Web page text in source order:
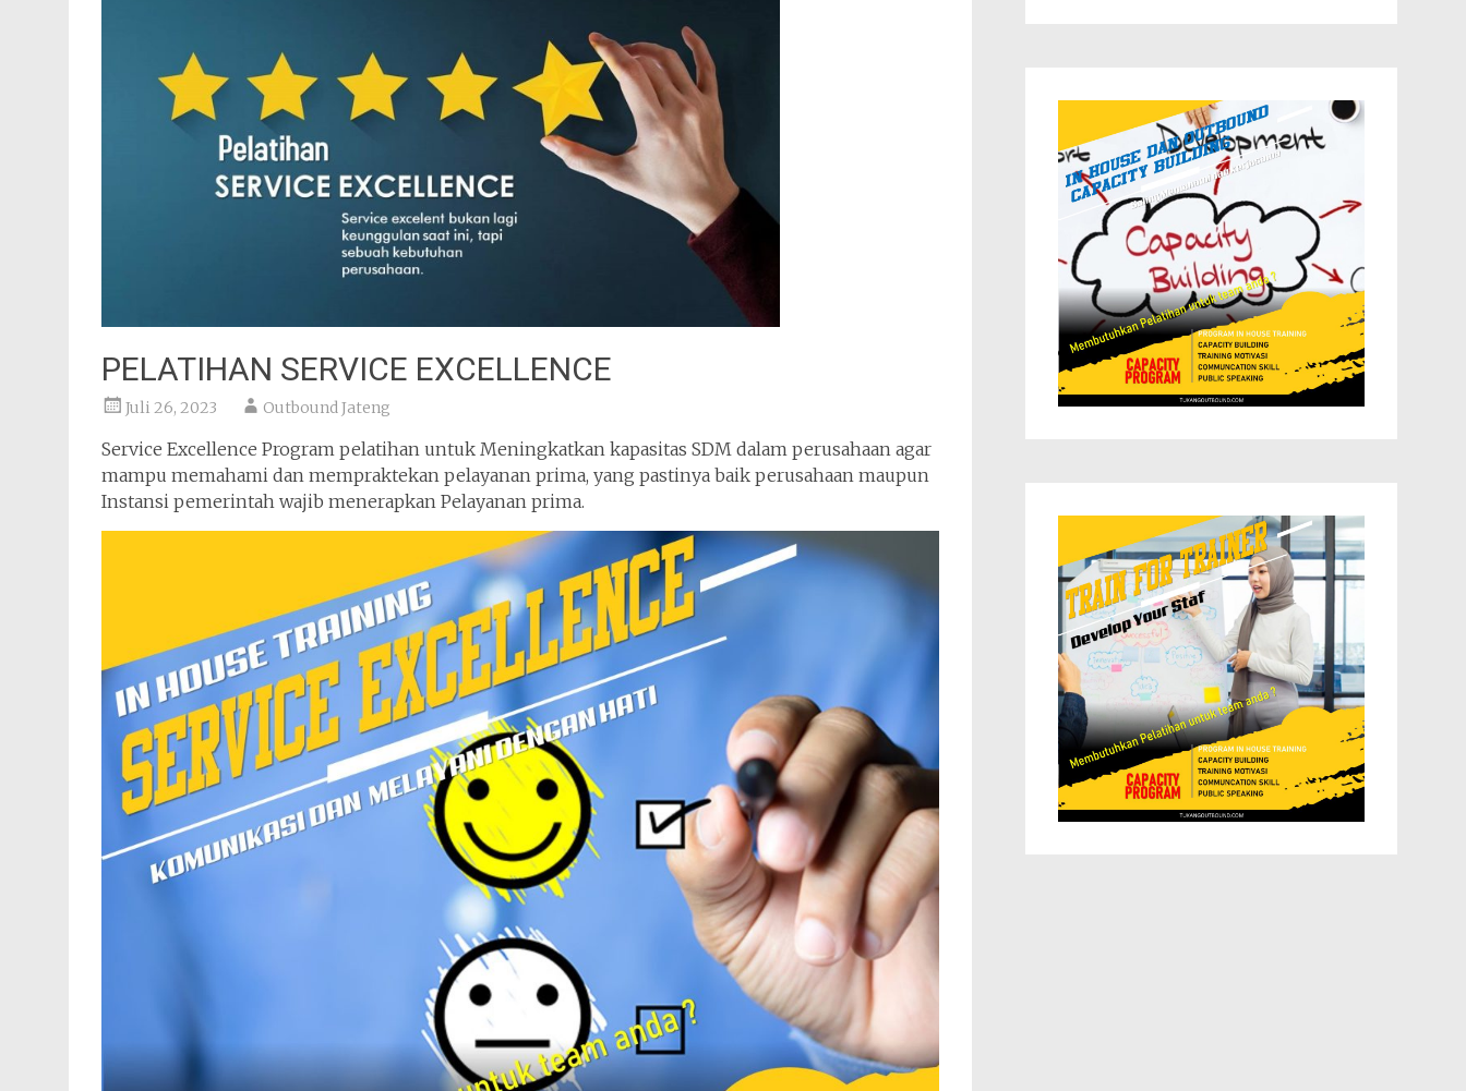
PELATIHAN SERVICE EXCELLENCE
Juli 26, 2023 Outbound Jateng
Service Excellence Program pelatihan untuk Meningkatkan kapasitas SDM dalam perusahaan agar
mampu memahami dan mempraktekan pelayanan prima, yang pastinya baik perusahaan maupun
Instansi pemerintah wajib menerapkan Pelayanan prima.